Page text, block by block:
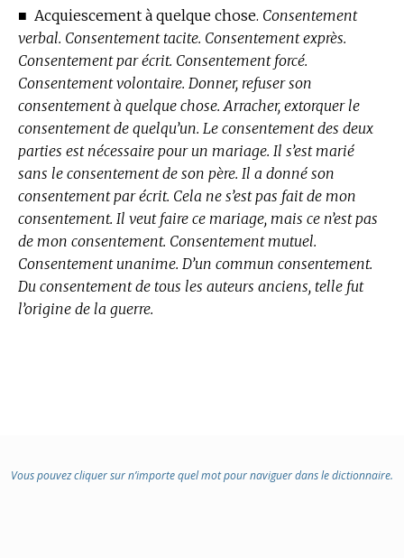
■ Acquiescement à quelque chose. Consentement
verbal. Consentement tacite. Consentement exprès.
Consentement par écrit. Consentement forcé.
Consentement volontaire. Donner, refuser son
consentement à quelque chose. Arracher, extorquer le
consentement de quelqu’un. Le consentement des deux
parties est nécessaire pour un mariage. Il s’est marié
sans le consentement de son père. Il a donné son
consentement par écrit. Cela ne s’est pas fait de mon
consentement. Il veut faire ce mariage, mais ce n’est pas
de mon consentement. Consentement mutuel.
Consentement unanime. D’un commun consentement.
Du consentement de tous les auteurs anciens, telle fut
l’origine de la guerre.
Vous pouvez cliquer sur n’importe quel mot pour naviguer dans le dictionnaire.